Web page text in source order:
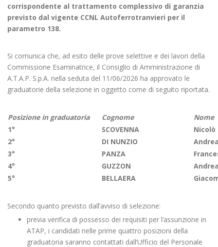
corrispondente al trattamento complessivo di garanzia
previsto dal vigente CCNL Autoferrotranvieri per il
parametro 138.
Si comunica che, ad esito delle prove selettive e dei lavori della
Commissione Esaminatrice, il Consiglio di Amministrazione di
A.T.A.P. S.p.A. nella seduta del 11/06/2026 ha approvato le
graduatorie della selezione in oggetto come di seguito riportata.
Posizione in graduatoria Cognome
Nome
1°
SCOVENNA
Nicolò
2°
DI NUNZIO
3°
PANZA
4°
GUZZON
5°
BELLAERA
Secondo quanto previsto dall’avviso di selezione:
previa verifica di possesso dei requisiti per l’assunzione in
ATAP, i candidati nelle prime quattro posizioni della
graduatoria saranno contattati dall’Ufficio del Personale